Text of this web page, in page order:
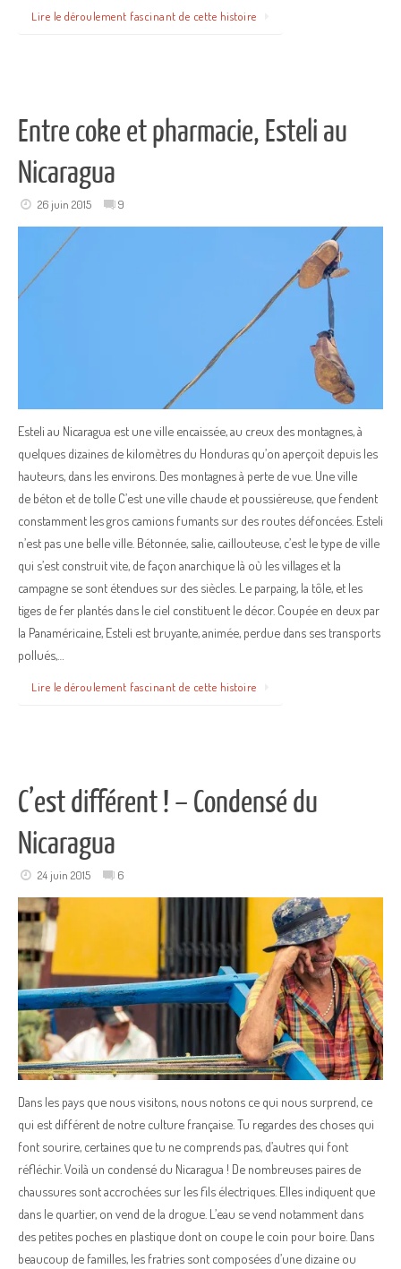
Lire le déroulement fascinant de cette histoire
Entre coke et pharmacie, Esteli au
Nicaragua
26 juin 2015 9
Esteli au Nicaragua est une ville encaissée, au creux des montagnes, à
quelques dizaines de kilomètres du Honduras qu’on aperçoit depuis les
hauteurs, dans les environs. Des montagnes à perte de vue. Une ville
de béton et de tolle C’est une ville chaude et poussiéreuse, que fendent
constamment les gros camions fumants sur des routes défoncées. Esteli
n’est pas une belle ville. Bétonnée, salie, caillouteuse, c’est le type de ville
qui s’est construit vite, de façon anarchique là où les villages et la
campagne se sont étendues sur des siècles. Le parpaing, la tôle, et les
tiges de fer plantés dans le ciel constituent le décor. Coupée en deux par
la Panaméricaine, Esteli est bruyante, animée, perdue dans ses transports
pollués,…
Lire le déroulement fascinant de cette histoire
C’est différent ! – Condensé du
Nicaragua
24 juin 2015 6
Dans les pays que nous visitons, nous notons ce qui nous surprend, ce
qui est différent de notre culture française. Tu regardes des choses qui
font sourire, certaines que tu ne comprends pas, d’autres qui font
réfléchir. Voilà un condensé du Nicaragua ! De nombreuses paires de
chaussures sont accrochées sur les fils électriques. Elles indiquent que
dans le quartier, on vend de la drogue. L’eau se vend notamment dans
des petites poches en plastique dont on coupe le coin pour boire. Dans
beaucoup de familles, les fratries sont composées d’une dizaine ou